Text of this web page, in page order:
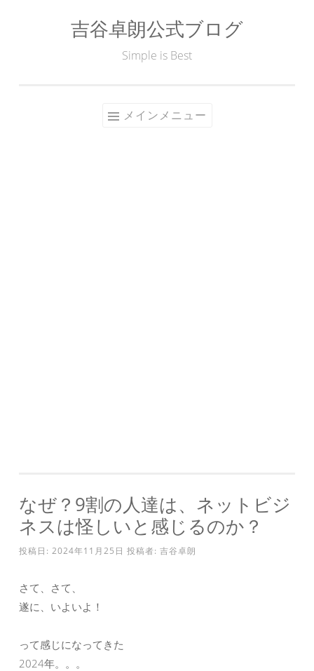
吉谷卓朗公式ブログ
Simple is Best
メインメニュー
なぜ？9割の人達は、ネットビジ
ネスは怪しいと感じるのか？
投稿日: 2024年11月25日 投稿者: 吉谷卓朗
さて、さて、
遂に、いよいよ！
って感じになってきた
2024年。。。